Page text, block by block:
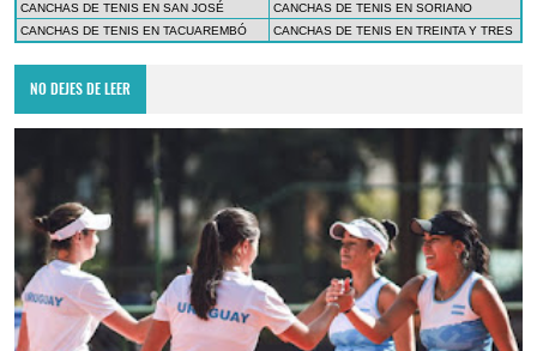
CANCHAS DE TENIS EN SAN JOSÉ
CANCHAS DE TENIS EN SORIANO
CANCHAS DE TENIS EN TACUAREMBÓ
CANCHAS DE TENIS EN TREINTA Y TRES
NO DEJES DE LEER